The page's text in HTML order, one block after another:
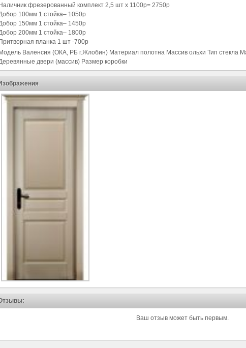
Наличник фрезерованный комплект 2,5 шт х 1100р= 2750р
100мм 1 стойка– 1050р
150мм 1 стойка– 1450р
200мм 1 стойка– 1800р
Притворная планка 1 шт -700р
Модель Валенсия (ОКА, РБ г.Жлобин) Материал полотна Массив ольхи Тип стекла
двери (массив) Размер коробки
Ваш отзыв может быть первым.